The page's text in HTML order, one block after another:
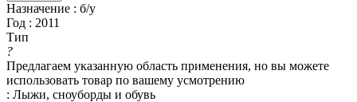
Назначение : б/у
Год : 2011
Тип
?
Предлагаем указанную область применения, но вы можете
использовать товар по вашему усмотрению
: Лыжи, сноуборды и обувь